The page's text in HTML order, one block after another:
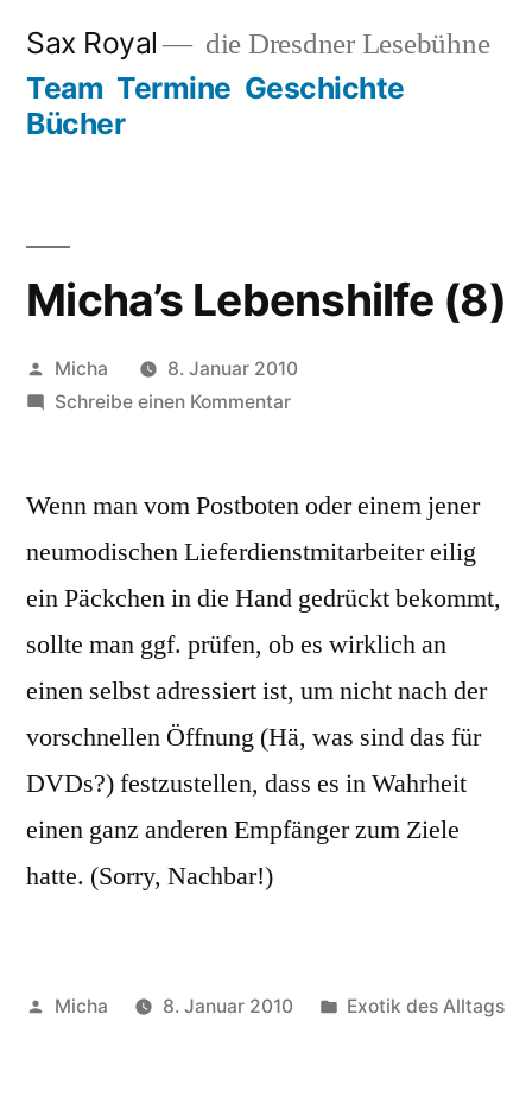
springen
Sax Royal die Dresdner Lesebühne
Team Termine Geschichte
Bücher
Micha’s Lebenshilfe (8)
Veröffentlicht
von
Micha
8. Januar 2010
Schreibe einen Kommentarzu
(8)
Wenn man vom Postboten oder einem jener
neumodischen Lieferdienstmitarbeiter eilig
ein Päckchen in die Hand gedrückt bekommt,
sollte man ggf. prüfen, ob es wirklich an
einen selbst adressiert ist, um nicht nach der
vorschnellen Öffnung (Hä, was sind das für
DVDs?) festzustellen, dass es in Wahrheit
einen ganz anderen Empfänger zum Ziele
hatte. (Sorry, Nachbar!)
Veröffentlicht
Micha 8. Januar 2010
Veröffentlicht
Exotik des Alltags